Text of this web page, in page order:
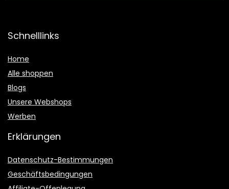
Schnelllinks
Home
Alle shoppen
Blogs
Unsere Webshops
Werben
Erklärungen
Datenschutz-Bestimmungen
Geschäftsbedingungen